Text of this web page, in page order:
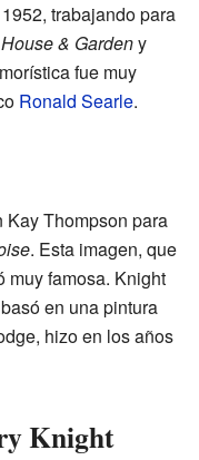
trabajando para
House & Gardeny
fue muy
Ronald Searle.
Kay Thompson para
. Esta imagen, que
muy famosa. Knight
en una pintura
hizo en los años
Knight